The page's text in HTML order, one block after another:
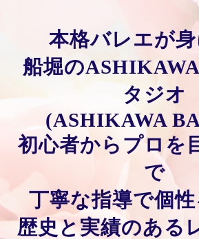
本格バレエが身
船堀の
タジオ
(ASHIKAWA
初心者からプロを
で
丁寧な指導で個
歴史と実績のある